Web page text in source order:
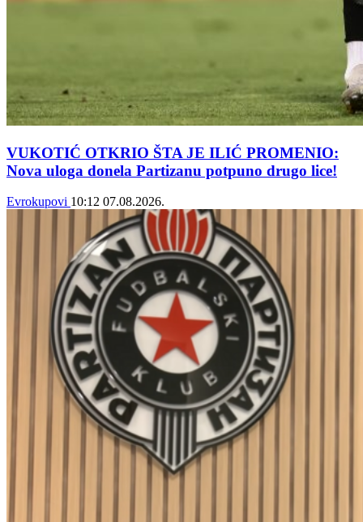
VUKOTIĆ OTKRIO ŠTA JE ILIĆ PROMENIO:
Nova uloga donela Partizanu potpuno drugo lice!
Evrokupovi 10:12 07.08.2026.